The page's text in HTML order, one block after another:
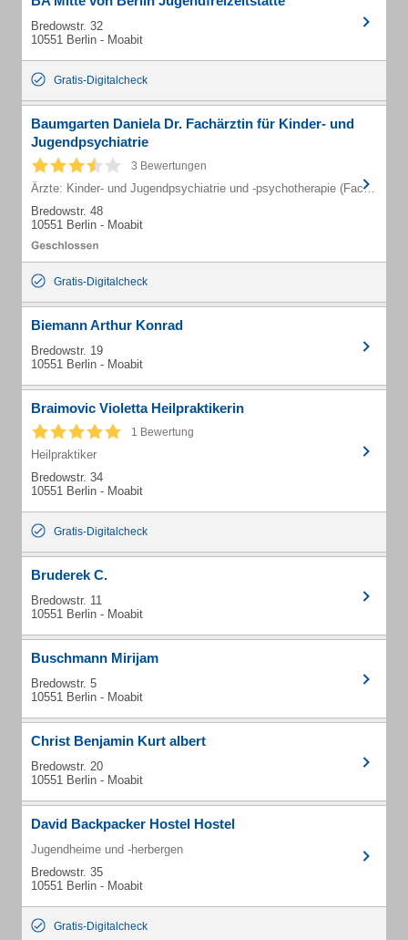
Bredowstr. 32
10551 Berlin - Moabit
Gratis-Digitalcheck
Baumgarten Daniela Dr. Fachärztin für Kinder- und
Jugendpsychiatrie
3 Bewertungen
Ärzte: Kinder- und Jugendpsychiatrie und -psychotherapie (Fachärzte)
Bredowstr. 48
10551 Berlin - Moabit
Gratis-Digitalcheck
Biemann Arthur Konrad
Bredowstr. 19
10551 Berlin - Moabit
Braimovic Violetta Heilpraktikerin
1 Bewertung
Heilpraktiker
Bredowstr. 34
10551 Berlin - Moabit
Gratis-Digitalcheck
Bruderek C.
Bredowstr. 11
10551 Berlin - Moabit
Buschmann Mirijam
Bredowstr. 5
10551 Berlin - Moabit
Christ Benjamin Kurt albert
Bredowstr. 20
10551 Berlin - Moabit
David Backpacker Hostel Hostel
Jugendheime und -herbergen
Bredowstr. 35
10551 Berlin - Moabit
Gratis-Digitalcheck